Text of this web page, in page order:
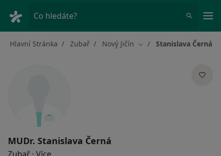
Co hledáte?
Hlavní Stránka Zubař Nový Jičín Změna města
Stanislava Černá
MUDr. Stanislava Černá